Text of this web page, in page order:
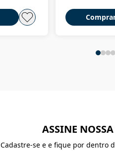
ASSINE
Cadastre-se e e fique por dentro